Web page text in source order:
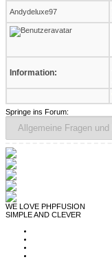
Andydeluxe97
Information:
Springe ins Forum:
WE LOVE PHPFUSION
SIMPLE AND CLEVER